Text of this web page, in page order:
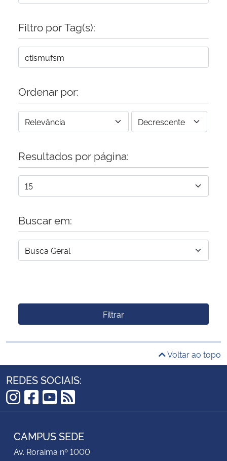
Filtro por Tag(s):
Ordenar por:
Resultados por página:
Buscar em:
Filtrar
Voltar ao topo
REDES SOCIAIS:
Instagram
Facebook
YouTube
RSS
CAMPUS SEDE
Av. Roraima nº 1000